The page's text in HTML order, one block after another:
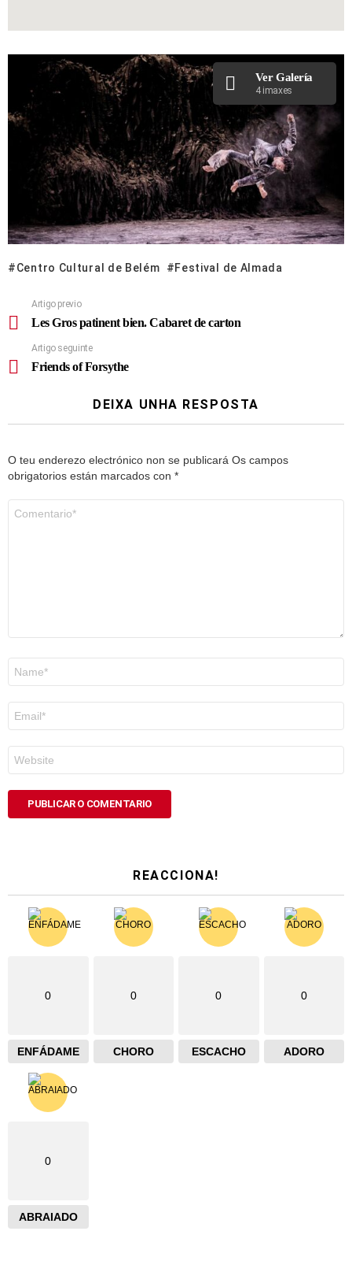
Ver Galería
4 imaxes
Centro Cultural de Belém Festival de Almada
Artigo previo
Les Gros patinent bien. Cabaret de carton
Artigo seguinte
Friends of Forsythe
DEIXA UNHA RESPOSTA
O teu enderezo electrónico non se publicará Os campos
obrigatorios están marcados con *
electrónico
*
REACCIONA!
0
ENFÁDAME
0
CHORO
0
ESCACHO
0
ADORO
0
ABRAIADO